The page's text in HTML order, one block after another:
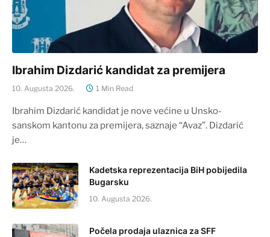
Ibrahim Dizdarić kandidat za premijera
10. Augusta 2026. 1 Min Read
Ibrahim Dizdarić kandidat je nove većine u Unsko-
sanskom kantonu za premijera, saznaje “Avaz”. Dizdarić
je…
Kadetska reprezentacija BiH pobijedila
Bugarsku
10. Augusta 2026.
Počela prodaja ulaznica za SFF